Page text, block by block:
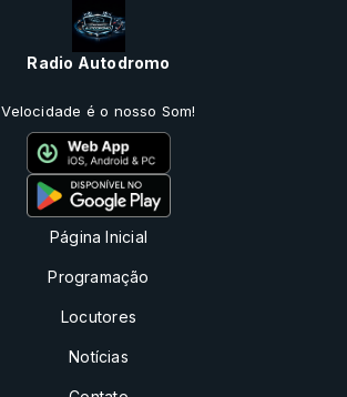
Radio Autodromo
Velocidade é o nosso Som!
Página Inicial
Programação
Locutores
Notícias